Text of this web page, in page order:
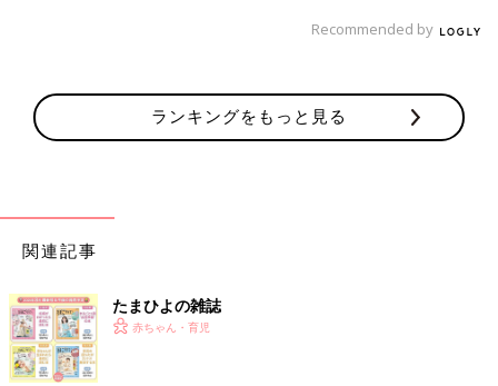
Recommended by
ランキングをもっと見る
関連記事
たまひよの雑誌
赤ちゃん・育児